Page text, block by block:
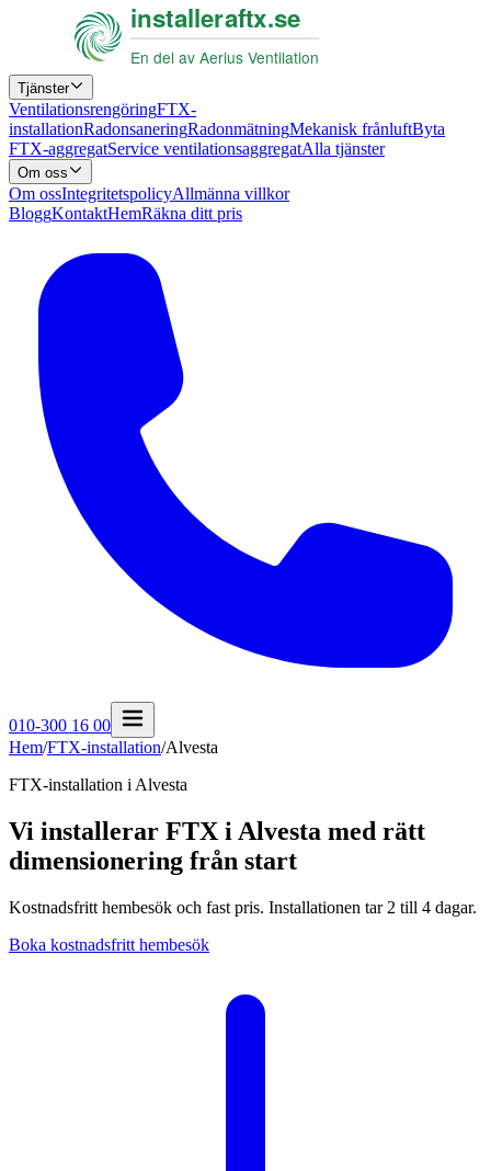
Tjänster
VentilationsrengöringFTX-
installationRadonsaneringRadonmätningMekanisk frånluftByta
FTX-aggregatService ventilationsaggregatAlla tjänster
Om oss
Om ossIntegritetspolicyAllmänna villkor
BloggKontaktHemRäkna ditt pris
010-300 16 00
Hem/FTX-installation/Alvesta
FTX-installation i Alvesta
Vi installerar FTX i Alvesta med rätt
dimensionering från start
Kostnadsfritt hembesök och fast pris. Installationen tar 2 till 4 dagar.
Boka kostnadsfritt hembesök